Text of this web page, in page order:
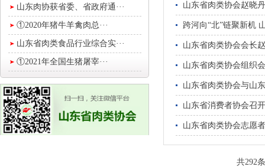
山东肉协获省委、省政府通···
①2020年猪牛羊禽肉总···
山东省肉类食品行业综合实···
①2021年全国生猪屠宰···
山东省肉类协会赵晓
跨河向“北”链聚新机
山东省肉类协会会长
山东省肉类协会组织
山东省肉类协会与山
山东省消费者协会召
山东省肉类协会志愿
共292